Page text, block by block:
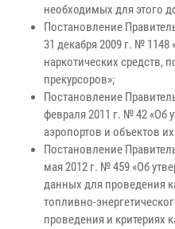
необходимых для этого
Постановление
31 декабря 2009 г. № 1148
наркотических средств,
прекурсоров»;
Постановление
февраля 2011 г. № 42 «Об
аэропортов и объектов
Постановление
мая 2012 г. № 459 «Об
данных для проведения
топливно-
проведения и критериях